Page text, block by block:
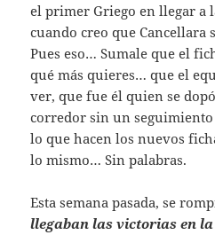
el primer Griego en llegar a
cuando creo que Cancellara
Pues eso… Sumale que el
qué más quieres… que el
ver, que fue él quien se
corredor sin un
lo que hacen los nuevos
lo mismo… Sin palabras.
Esta semana pasada, se
llegaban las victorias en